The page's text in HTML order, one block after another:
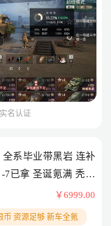
实名认证
业带黑岩 连补
￥6999.00
币 资源足够 新车全氪